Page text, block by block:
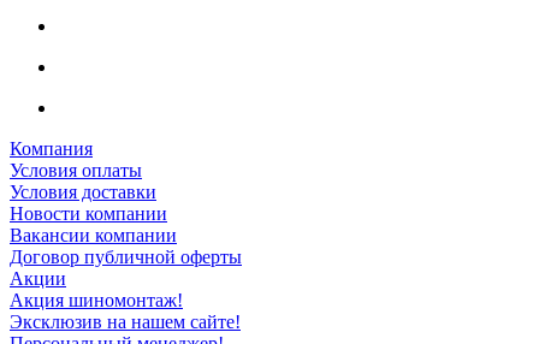
Компания
Условия оплаты
Условия доставки
Новости компании
Вакансии компании
Договор публичной оферты
Акции
Акция шиномонтаж!
Эксклюзив на нашем сайте!